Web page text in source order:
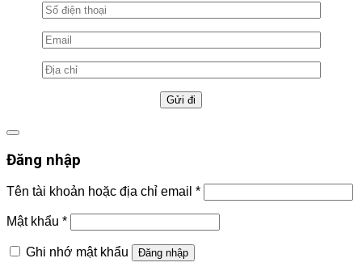
Đăng nhập
Tên tài khoản hoặc địa chỉ email *
Mật khẩu *
Ghi nhớ mật khẩu Đăng nhập